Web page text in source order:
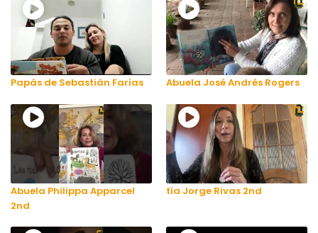
Papás de Sebastián Farías Abuela José Andrés Rogers
Abuela Philippa Apparcel
2nd
tía Jorge Rivas 2nd